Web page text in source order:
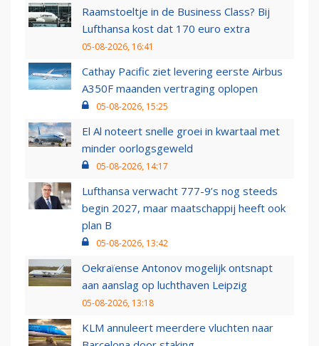
Raamstoeltje in de Business Class? Bij
Lufthansa kost dat 170 euro extra
05-08-2026, 16:41
Cathay Pacific ziet levering eerste Airbus
A350F maanden vertraging oplopen
05-08-2026, 15:25
El Al noteert snelle groei in kwartaal met
minder oorlogsgeweld
05-08-2026, 14:17
Lufthansa verwacht 777-9’s nog steeds
begin 2027, maar maatschappij heeft ook
plan B
05-08-2026, 13:42
Oekraïense Antonov mogelijk ontsnapt
aan aanslag op luchthaven Leipzig
05-08-2026, 13:18
KLM annuleert meerdere vluchten naar